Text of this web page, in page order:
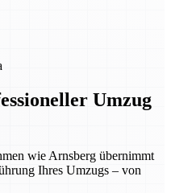
Umzug
wie Arnsberg übernimmt
Ihres Umzugs – von